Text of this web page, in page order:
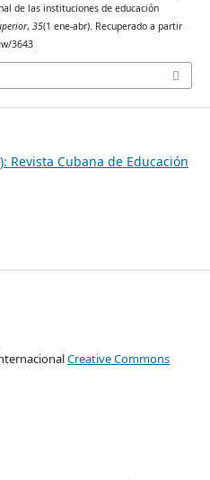
de las instituciones de educación
, 35(1 ene-abr). Recuperado a partir
3643
Revista Cubana de Educación
Creative Commons